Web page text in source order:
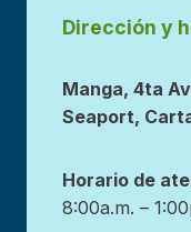
Dirección y
Manga, 4ta
Seaport,
Horario de
8:00a.m. –